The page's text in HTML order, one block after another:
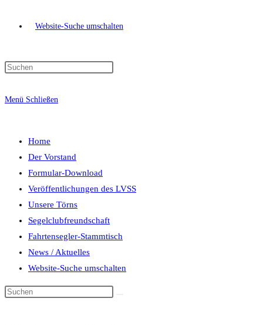
Website-Suche umschalten
Menü Schließen
Home
Der Vorstand
Formular-Download
Veröffentlichungen des LVSS
Unsere Törns
Segelclubfreundschaft
Fahrtensegler-Stammtisch
News / Aktuelles
Website-Suche umschalten